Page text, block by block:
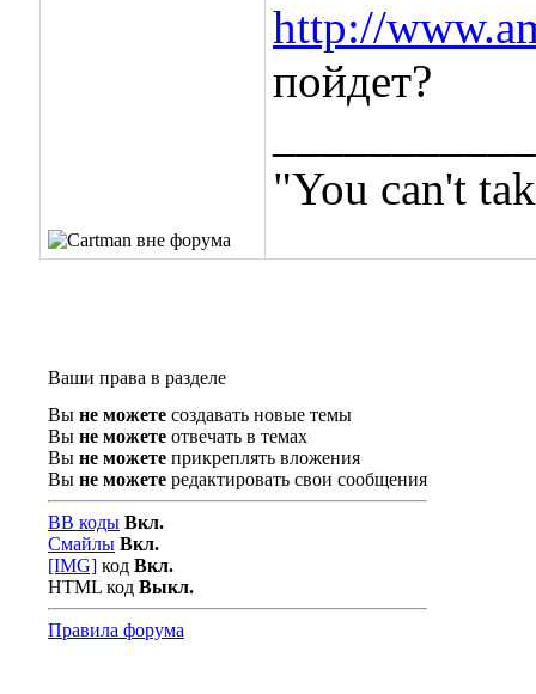
http://
пойдет?
"You can't
Ваши права в разделе
Вы не можете создавать новые темы
Вы не можете отвечать в темах
Вы не можете прикреплять вложения
Вы не можете редактировать свои сообщения
BB коды Вкл.
Смайлы Вкл.
[IMG] код Вкл.
HTML код Выкл.
Правила форума